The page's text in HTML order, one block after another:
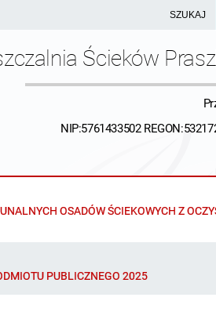
Ścieków
NIP:5761433502
OSADÓW ŚCIEKOWYCH Z
PUBLICZNEGO 2025